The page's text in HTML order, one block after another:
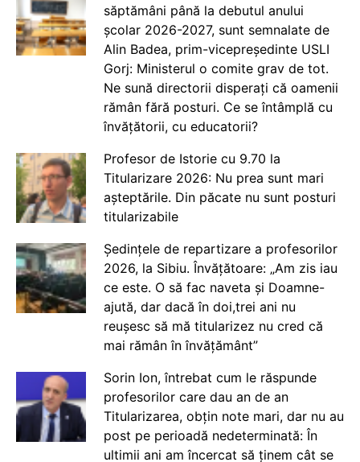
săptămâni până la debutul anului
școlar 2026-2027, sunt semnalate de
Alin Badea, prim-vicepreședinte USLI
Gorj: Ministerul o comite grav de tot.
Ne sună directorii disperați că oamenii
rămân fără posturi. Ce se întâmplă cu
învățătorii, cu educatorii?
Profesor de Istorie cu 9.70 la
Titularizare 2026: Nu prea sunt mari
așteptările. Din păcate nu sunt posturi
titularizabile
Ședințele de repartizare a profesorilor
2026, la Sibiu. Învățătoare: „Am zis iau
ce este. O să fac naveta și Doamne-
ajută, dar dacă în doi,trei ani nu
reușesc să mă titularizez nu cred că
mai rămân în învățământ”
Sorin Ion, întrebat cum le răspunde
profesorilor care dau an de an
Titularizarea, obțin note mari, dar nu au
post pe perioadă nedeterminată: În
ultimii ani am încercat să ținem cât se